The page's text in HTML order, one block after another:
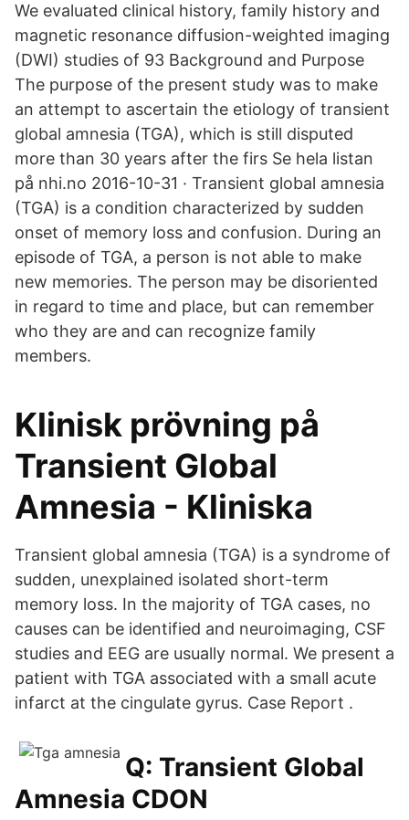
We evaluated clinical history, family history and
magnetic resonance diffusion-weighted imaging
(DWI) studies of 93 Background and Purpose
The purpose of the present study was to make
an attempt to ascertain the etiology of transient
global amnesia (TGA), which is still disputed
more than 30 years after the firs Se hela listan
på nhi.no 2016-10-31 · Transient global amnesia
(TGA) is a condition characterized by sudden
onset of memory loss and confusion. During an
episode of TGA, a person is not able to make
new memories. The person may be disoriented
in regard to time and place, but can remember
who they are and can recognize family
members.
Klinisk prövning på
Transient Global
Amnesia - Kliniska
Transient global amnesia (TGA) is a syndrome of
sudden, unexplained isolated short-term
memory loss. In the majority of TGA cases, no
causes can be identified and neuroimaging, CSF
studies and EEG are usually normal. We present a
patient with TGA associated with a small acute
infarct at the cingulate gyrus. Case Report .
Q: Transient Global
Amnesia CDON